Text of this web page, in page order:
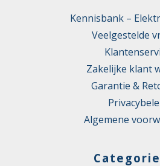
Kennisbank –
Veelgestelde
Zakelijke klant
Garantie &
Algemene